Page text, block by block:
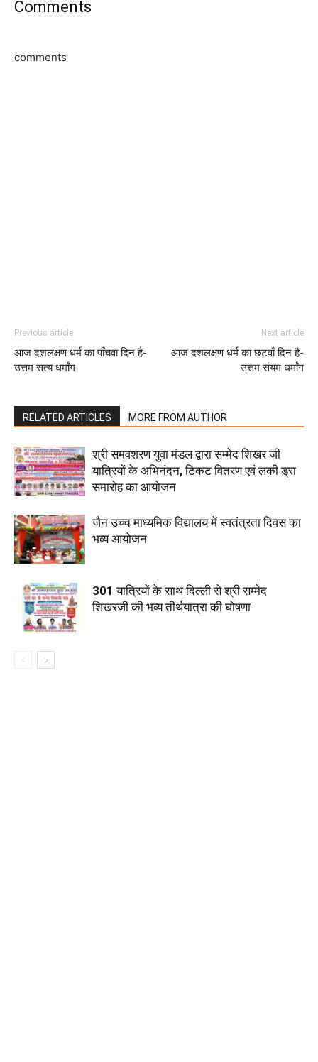
Comments
comments
Previous article
आज दशलक्षण धर्म का पाँचवा दिन है-
उत्तम सत्य धर्मांग
Next article
आज दशलक्षण धर्म का छटवाँ दिन है-
उत्तम संयम धर्मांग
RELATED ARTICLES MORE FROM AUTHOR
श्री समवशरण युवा मंडल द्वारा सम्मेद शिखर जी
यात्रियों के अभिनंदन, टिकट वितरण एवं लकी ड्रा
समारोह का आयोजन
जैन उच्च माध्यमिक विद्यालय में स्वतंत्रता दिवस का
भव्य आयोजन
301 यात्रियों के साथ दिल्ली से श्री सम्मेद
शिखरजी की भव्य तीर्थयात्रा की घोषणा